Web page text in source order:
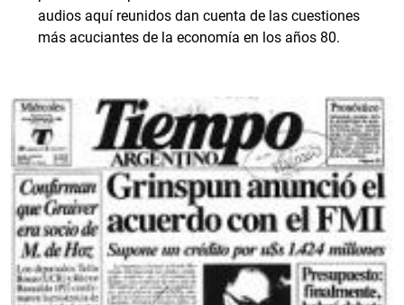
audios aquí reunidos dan cuenta de las cuestiones
más acuciantes de la economía en los años 80.